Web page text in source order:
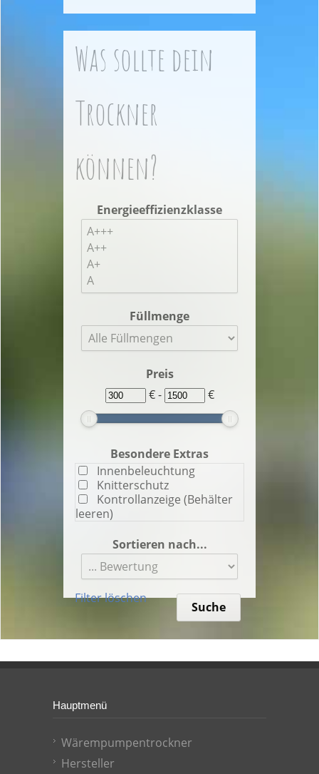
Was sollte dein
Trockner
können?
Energieeffizienzklasse
Füllmenge
Preis
€ -
€
Besondere Extras
Innenbeleuchtung
Knitterschutz
Kontrollanzeige (Behälter
leeren)
Schnelltrocknung
Startzeitvorwahl
Temparatur wählbar
Unterbaufähig
Verflusungsanzeige
Sortieren nach...
Filter löschen
Hauptmenü
Wärempumpentrockner
Hersteller